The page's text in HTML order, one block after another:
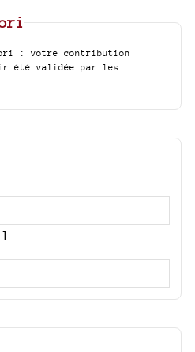
: votre contribution
été validée par les